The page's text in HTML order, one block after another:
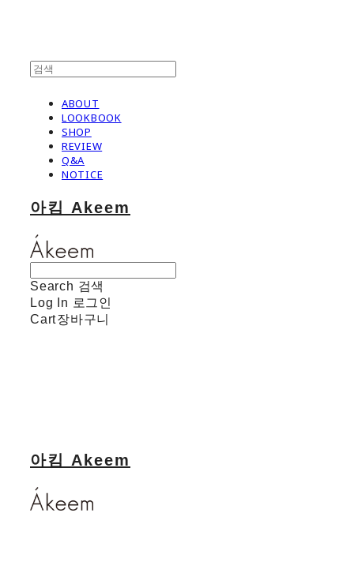
ABOUT
LOOKBOOK
SHOP
REVIEW
Q&A
NOTICE
아킴 Akeem
Search 검색
Log In 로그인
Cart장바구니
아킴 Akeem